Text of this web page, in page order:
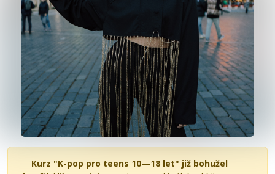
Kurz "K-pop pro teens 10—18 let" již bohužel